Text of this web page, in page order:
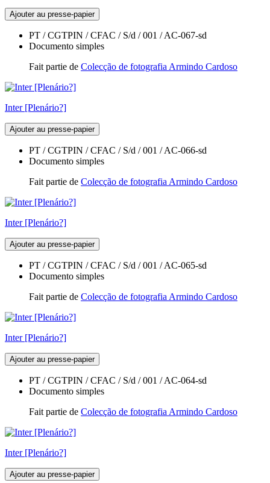
Ajouter au presse-papier
PT / CGTPIN / CFAC / S/d / 001 / AC-067-sd
Documento simples
Fait partie de Colecção de fotografia Armindo Cardoso
Inter [Plenário?]
Ajouter au presse-papier
PT / CGTPIN / CFAC / S/d / 001 / AC-066-sd
Documento simples
Fait partie de Colecção de fotografia Armindo Cardoso
Inter [Plenário?]
Ajouter au presse-papier
PT / CGTPIN / CFAC / S/d / 001 / AC-065-sd
Documento simples
Fait partie de Colecção de fotografia Armindo Cardoso
Inter [Plenário?]
Ajouter au presse-papier
PT / CGTPIN / CFAC / S/d / 001 / AC-064-sd
Documento simples
Fait partie de Colecção de fotografia Armindo Cardoso
Inter [Plenário?]
Ajouter au presse-papier